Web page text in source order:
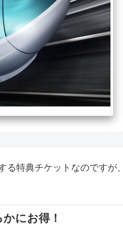
特典チケットなのですが、
にお得！